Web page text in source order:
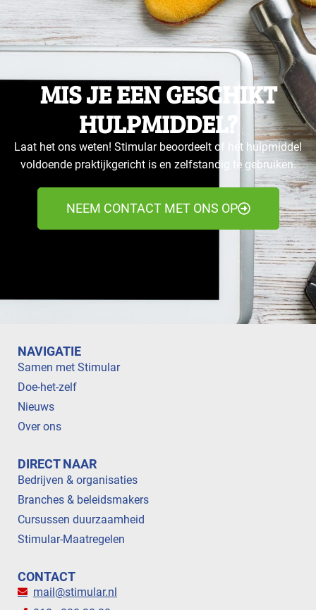
MIS JE EEN GESCHIKT
HULPMIDDEL?
Laat het ons weten! Stimular beoordeelt of het hulpmiddel
voldoende praktijkgericht is en zelfstandig te gebruiken.
NEEM CONTACT MET ONS OP
NAVIGATIE
Samen met Stimular
Doe-het-zelf
Nieuws
Over ons
DIRECT NAAR
Bedrijven & organisaties
Branches & beleidsmakers
Cursussen duurzaamheid
Stimular-Maatregelen
CONTACT
mail@stimular.nl